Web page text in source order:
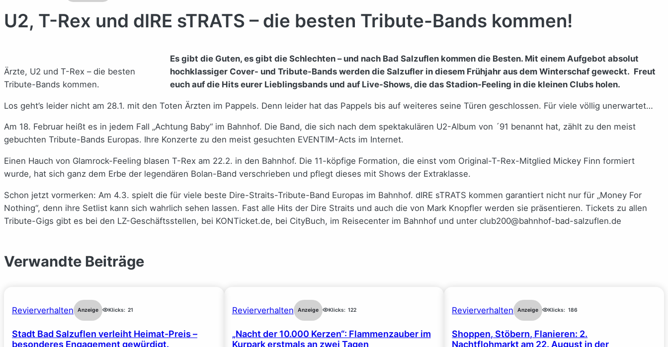
U2, T-Rex und dIRE sTRATS – die besten Tribute-Bands kommen!
Ärzte, U2 und T-Rex – die besten
Tribute-Bands kommen.
Es gibt die Guten, es gibt die Schlechten – und nach Bad Salzuflen kommen die Besten. Mit einem Aufgebot absolut
hochklassiger Cover- und Tribute-Bands werden die Salzufler in diesem Frühjahr aus dem Winterschaf geweckt. Freut
euch auf die Hits eurer Lieblingsbands und auf Live-Shows, die das Stadion-Feeling in die kleinen Clubs holen.
Los geht’s leider nicht am 28.1. mit den Toten Ärzten im Pappels. Denn leider hat das Pappels bis auf weiteres seine Türen geschlossen. Für viele völlig unerwartet…
Am 18. Februar heißt es in jedem Fall „Achtung Baby“ im Bahnhof. Die Band, die sich nach dem spektakulären U2-Album von ´91 benannt hat, zählt zu den meist
gebuchten Tribute-Bands Europas. Ihre Konzerte zu den meist gesuchten EVENTIM-Acts im Internet.
Einen Hauch von Glamrock-Feeling blasen T-Rex am 22.2. in den Bahnhof. Die 11-köpfige Formation, die einst vom Original-T-Rex-Mitglied Mickey Finn formiert
wurde, hat sich ganz dem Erbe der legendären Bolan-Band verschrieben und pflegt dieses mit Shows der Extraklasse.
Schon jetzt vormerken: Am 4.3. spielt die für viele beste Dire-Straits-Tribute-Band Europas im Bahnhof. dIRE sTRATS kommen garantiert nicht nur für „Money For
Nothing“, denn ihre Setlist kann sich wahrlich sehen lassen. Fast alle Hits der Dire Straits und auch die von Mark Knopfler werden sie präsentieren. Tickets zu allen
Tribute-Gigs gibt es bei den LZ-Geschäftsstellen, bei KONTicket.de, bei CityBuch, im Reisecenter im Bahnhof und unter club200@bahnhof-bad-salzuflen.de
Verwandte Beiträge
Revierverhalten Anzeige Klicks: 21
Stadt Bad Salzuflen verleiht Heimat-Preis –
besonderes Engagement gewürdigt.
Revierverhalten Anzeige Klicks: 122
„Nacht der 10.000 Kerzen“: Flammenzauber im
Kurpark erstmals an zwei Tagen
Revierverhalten Anzeige Klicks: 186
Shoppen, Stöbern, Flanieren: 2.
Nachtflohmarkt am 22. August in der